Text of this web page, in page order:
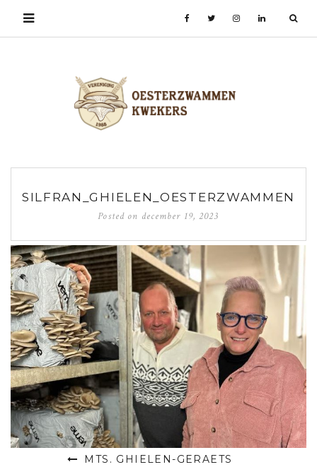
SILFRAN_GHIELEN_OESTERZWAMMEN
Posted on december 19, 2023
MTS. GHIELEN-GERAETS